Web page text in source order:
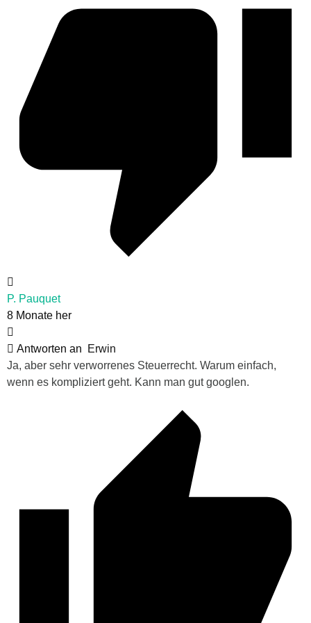
P. Pauquet
8 Monate her
Antworten an
Erwin
Ja, aber sehr verworrenes Steuerrecht. Warum einfach,
wenn es kompliziert geht. Kann man gut googlen.